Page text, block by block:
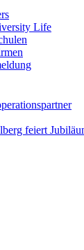
Life
feiert